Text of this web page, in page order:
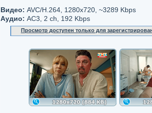
Видео: AVC/H.264, 1280x720, ~3289 Kbps
Аудио: AC3, 2 ch, 192 Kbps
Просмотр доступен только для